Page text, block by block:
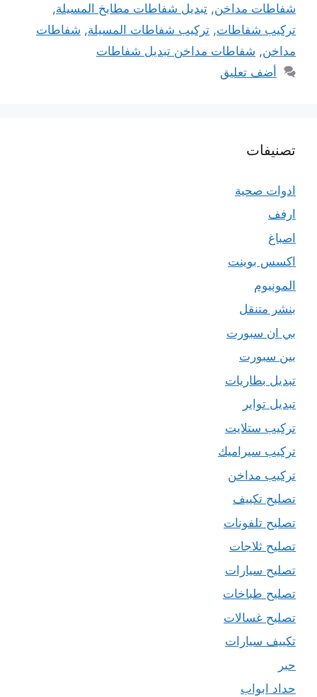
شفاطات مداخن, تبديل شفاطات مطابخ المسيلة,
تركيب شفاطات, تركيب شفاطات المسيلة, شفاطات
مداخن, شفاطات مداخن تبديل شفاطات
أضف تعليق
تصنيفات
ادوات صحية
ارفف
اصباغ
اكسس بوينت
المونيوم
بنشر متنقل
بي ان سبورت
بين سبورت
تبديل بطاريات
تبديل تواير
تركيب ستلايت
تركيب سيراميك
تركيب مداخن
تصليح تكييف
تصليح تلفونات
تصليح ثلاجات
تصليح سيارات
تصليح طباخات
تصليح غسالات
تكييف سيارات
حبر
حداد ابواب